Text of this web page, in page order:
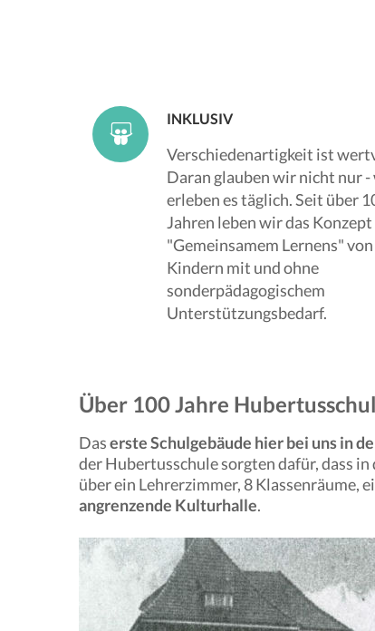
INKLUSIV
Verschiedenartigkeit ist
Daran glauben wir nicht nur
erleben es täglich. Seit über
Jahren leben wir das Konzept
"Gemeinsamem Lernens" von
Kindern mit und ohne
sonderpädagogischem
Unterstützungsbedarf.
Über 100 Jahre
Daserste Schulgebäude hier bei uns in
der Hubertusschule sorgten dafür, dass in
über ein Lehrerzimmer, 8 Klassenräume,
angrenzende Kulturhalle.